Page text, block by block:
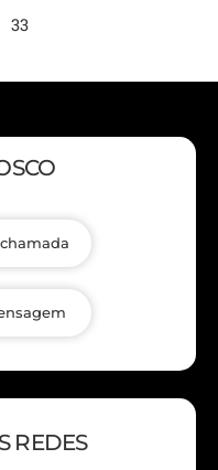
33
REDES